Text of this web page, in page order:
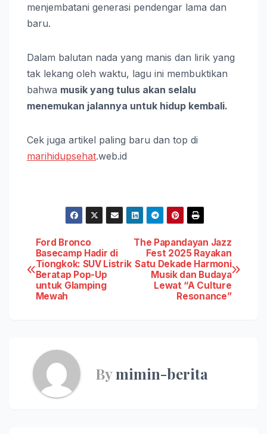
menjembatani generasi pendengar lama dan
baru.
Dalam balutan nada yang manis dan lirik yang
tak lekang oleh waktu, lagu ini membuktikan
bahwa musik yang tulus akan selalu
menemukan jalannya untuk hidup kembali.
Cek juga artikel paling baru dan top di
marihidupsehat.web.id
Post
navigation
The Papandayan Jazz
Fest 2025 Rayakan
Satu Dekade Harmoni
Musik dan Budaya
Lewat “A Culture
Resonance”
Ford Bronco
Basecamp Hadir di
Tiongkok: SUV Listrik
Beratap Pop-Up
untuk Glamping
Mewah
Bymimin-berita